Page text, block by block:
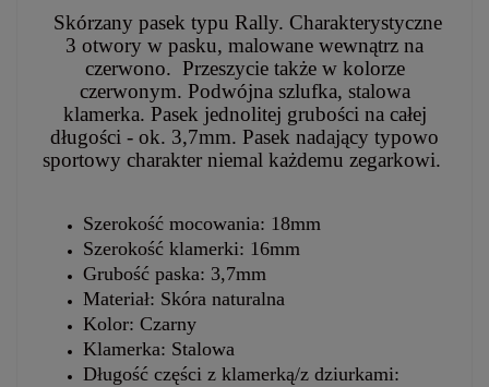
Skórzany pasek typu Rally. Charakterystyczne
3 otwory w pasku, malowane wewnątrz na
czerwono. Przeszycie także w kolorze
czerwonym. Podwójna szlufka, stalowa
klamerka. Pasek jednolitej grubości na całej
długości - ok. 3,7mm. Pasek nadający typowo
sportowy charakter niemal każdemu zegarkowi.
Szerokość mocowania: 18mm
Szerokość klamerki: 16mm
Grubość paska: 3,7mm
Materiał: Skóra naturalna
Kolor: Czarny
Klamerka: Stalowa
Długość części z klamerką/z dziurkami: